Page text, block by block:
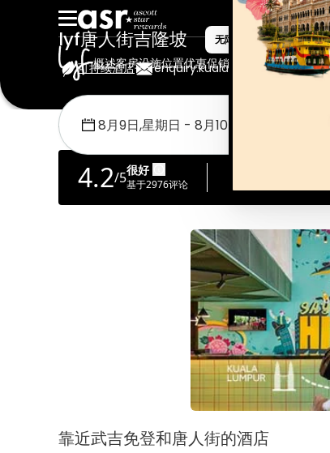
概述客房设施位置优惠促销 住客评价
lyf唐人街吉隆坡 无障碍物业
可持续酒店 enquiry.kualalumpur@the-
首页 Lyf Lyf唐人街吉隆坡
靠近武吉免登和唐人街的酒店